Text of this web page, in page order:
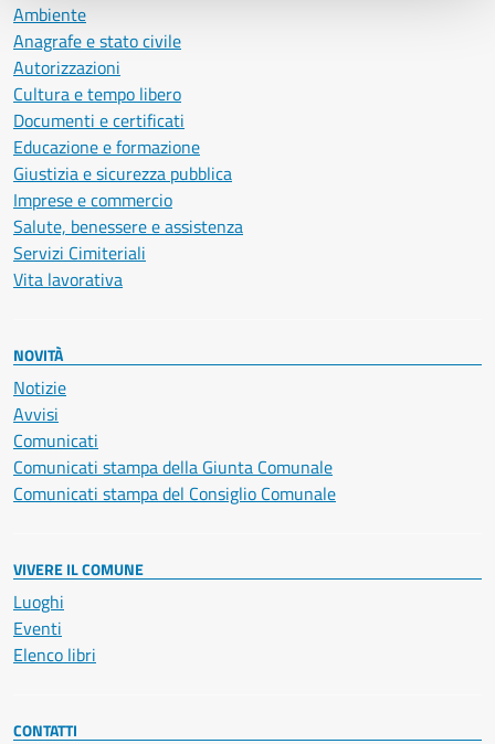
Ambiente
Anagrafe e stato civile
Autorizzazioni
Cultura e tempo libero
Documenti e certificati
Educazione e formazione
Giustizia e sicurezza pubblica
Imprese e commercio
Salute, benessere e assistenza
Servizi Cimiteriali
Vita lavorativa
NOVITÀ
Notizie
Avvisi
Comunicati
Comunicati stampa della Giunta Comunale
Comunicati stampa del Consiglio Comunale
VIVERE IL COMUNE
Luoghi
Eventi
Elenco libri
CONTATTI